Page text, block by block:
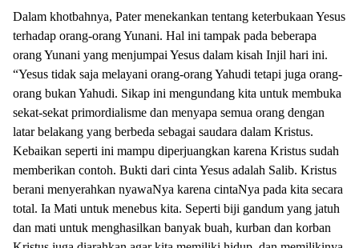
Dalam khotbahnya, Pater menekankan tentang keterbukaan Yesus
terhadap orang-orang Yunani. Hal ini tampak pada beberapa
orang Yunani yang menjumpai Yesus dalam kisah Injil hari ini.
“Yesus tidak saja melayani orang-orang Yahudi tetapi juga orang-
orang bukan Yahudi. Sikap ini mengundang kita untuk membuka
sekat-sekat primordialisme dan menyapa semua orang dengan
latar belakang yang berbeda sebagai saudara dalam Kristus.
Kebaikan seperti ini mampu diperjuangkan karena Kristus sudah
memberikan contoh. Bukti dari cinta Yesus adalah Salib. Kristus
berani menyerahkan nyawaNya karena cintaNya pada kita secara
total. Ia Mati untuk menebus kita. Seperti biji gandum yang jatuh
dan mati untuk menghasilkan banyak buah, kurban dan korban